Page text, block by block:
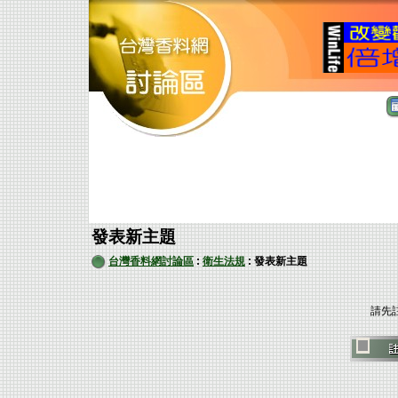
發表新主題
台灣香料網討論區 : 衛生法規 : 發表新主題
請先